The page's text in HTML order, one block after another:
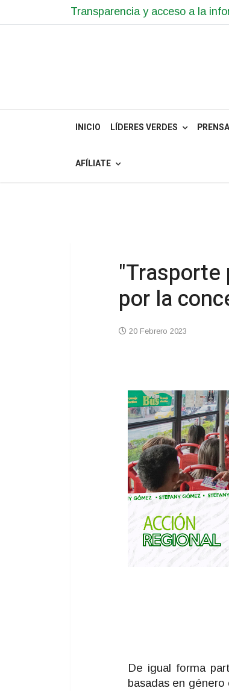
Transparencia y acceso a la
INICIO LÍDERES VERDES PRENSA
AFÍLIATE
"Trasporte
por la
20 Febrero 2023
De igual forma
basadas en